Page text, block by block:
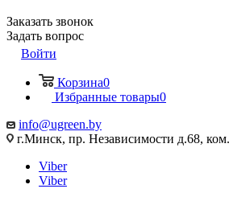
Заказать звонок
Задать вопрос
Войти
Корзина0
Избранные товары0
info@ugreen.by
г.Минск, пр. Независимости д.68,
Viber
Viber